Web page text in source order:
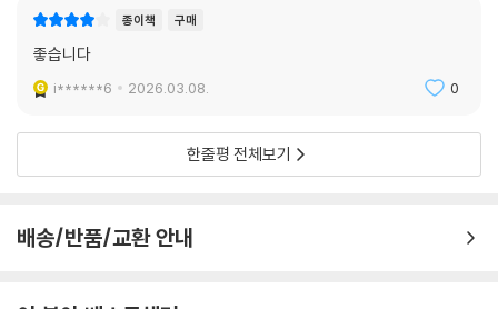
셰익스피어 vs. 열역학 제2법칙
07. 금융, 안정될수록 불안정하다
예측 불가능한 세계에 맞서는 과학
틀리는 게 정상인 경제전망
안정될수록 불안정하다
경제전문가들은 폭풍우를 모르는 기상예보관
종이책 구매
좋습니다
i******6 2026.03.08. 0
한줄평 전체보기
배송/반품/교환 안내